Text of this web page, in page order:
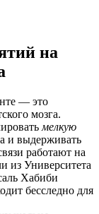
на
— это
мозга.
мелкую
и выдерживать
работают на
из Университета
Хабиби
бесследно для